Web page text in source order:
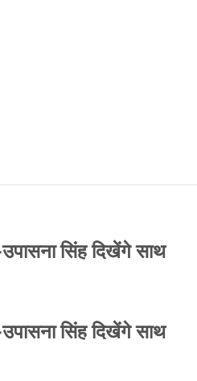
उपासना सिंह दिखेंगे साथ
उपासना सिंह दिखेंगे साथ